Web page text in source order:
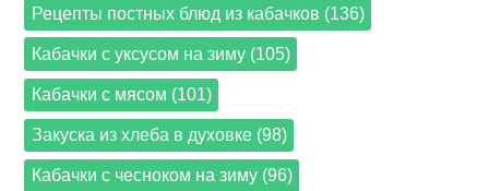
Рецепты постных блюд из кабачков (136)
Кабачки с уксусом на зиму (105)
Кабачки с мясом (101)
Закуска из хлеба в духовке (98)
Кабачки с чесноком на зиму (96)